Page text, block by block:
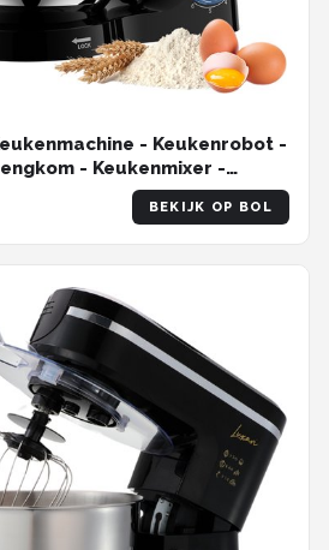
- Keukenrobot -
- Keukenmixer -
BEKIJK OP BOL